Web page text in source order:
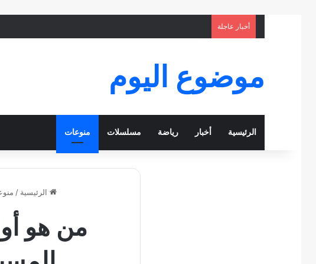
أخبار عاجلة
موضوع اليوم
الرئيسية أخبار رياضة مسلسلات منوعات
الرئيسية /
من هو